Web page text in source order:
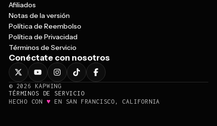
Afiliados
Notas de la versión
Política de Reembolso
Política de Privacidad
Términos de Servicio
Conéctate con nosotros
© 2026
KAPWING
TÉRMINOS DE SERVICIO
HECHO CON ♥ EN SAN FRANCISCO, CALIFORNIA